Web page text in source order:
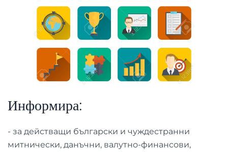
Информира:
- за действащи български и чуждестранни
митнически, данъчни, валутно-финансови,